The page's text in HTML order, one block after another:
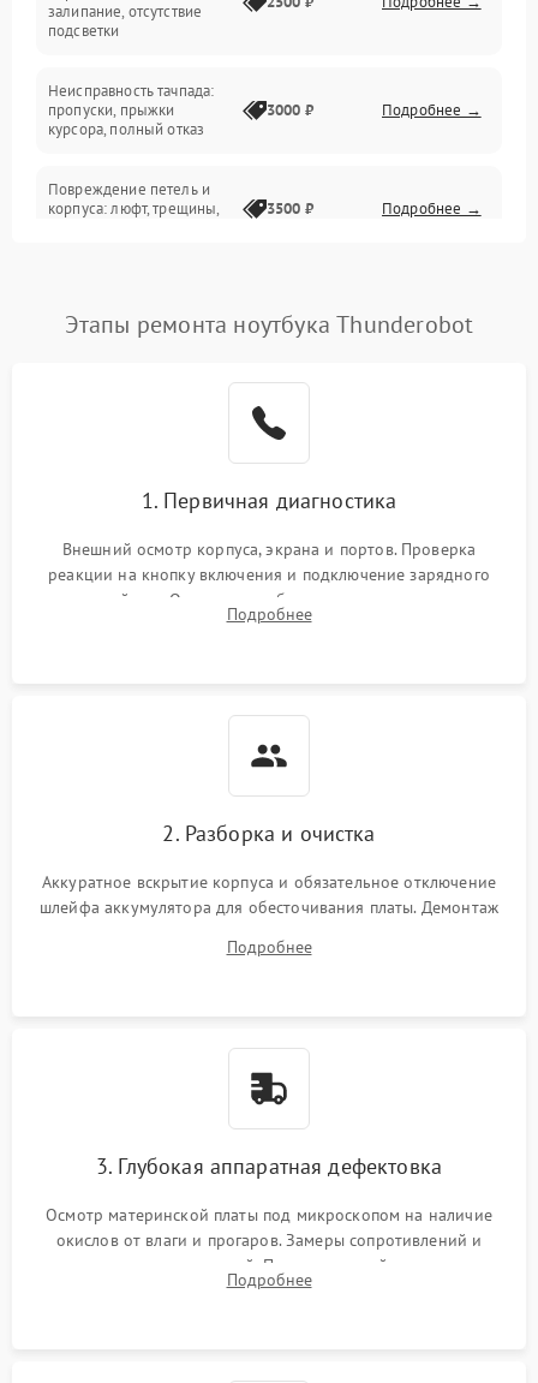
Батарея
Сеть и интернет
залипание, отсутствие
подсветки
Неисправность тачпада:
пропуски, прыжки
курсора, полный отказ
3000 ₽ Подробнее →
Повреждение петель и
корпуса: люфт, трещины,
3500 ₽ Подробнее →
невозможность зарядки,
2500 ₽ Подробнее →
2000 ₽
Перегрев из‑за пыли,
неисправности кулера
Выход из строя SSD или
HDD: медленная загрузка,
2000 ₽
Проблемы Wi‑Fi или
2500 ₽
Этапы ремонта ноутбука Thunderobot
1. Первичная диагностика
Внешний осмотр корпуса, экрана и портов. Проверка
реакции на кнопку включения и подключение зарядного
устройства. Оценка потребления тока с помощью
лабораторного блока питания для локализации проблемы.
Подробнее
2. Разборка и очистка
Аккуратное вскрытие корпуса и обязательное отключение
шлейфа аккумулятора для обесточивания платы. Демонтаж
высохшей термопасты с кристаллов чипов.
Подробнее
3. Глубокая аппаратная дефектовка
Осмотр материнской платы под микроскопом на наличие
окислов от влаги и прогаров. Замеры сопротивлений и
дежурных напряжений. Проверка цепей питания,
мультиконтроллера, процессора и видеочипа.
Подробнее